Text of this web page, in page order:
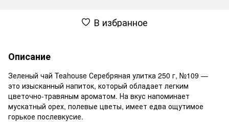
В избранное
Описание
Зеленый чай Teahouse Серебряная улитка 250 г, №109 —
это изысканный напиток, который обладает легким
цветочно-травяным ароматом. На вкус напоминает
мускатный орех, полевые цветы, имеет едва ощутимое
горькое послевкусие.